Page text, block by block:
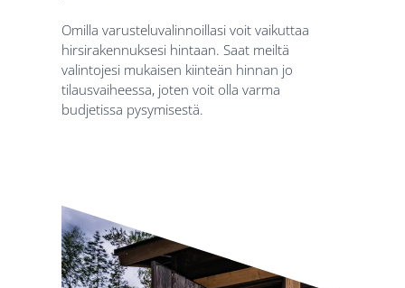
Omilla varusteluvalinnoillasi voit vaikuttaa
hirsirakennuksesi hintaan. Saat meiltä
valintojesi mukaisen kiinteän hinnan jo
tilausvaiheessa, joten voit olla varma
budjetissa pysymisestä.